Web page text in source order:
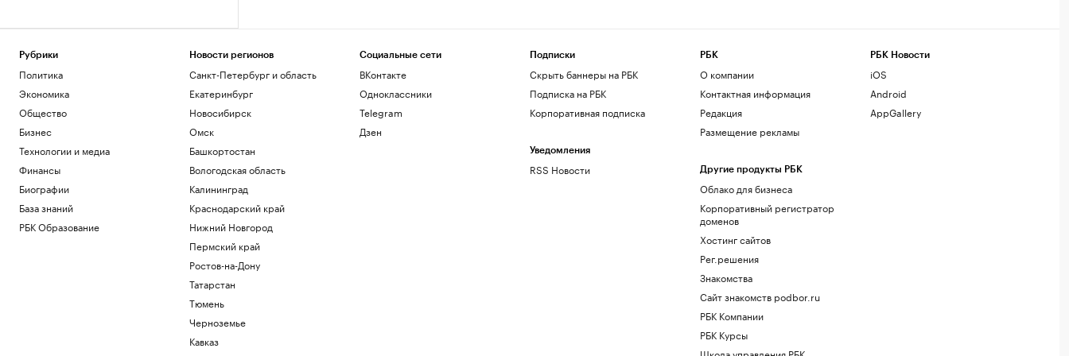
Рубрики
Политика
Экономика
Общество
Бизнес
Технологии и медиа
Финансы
Биографии
База знаний
РБК Образование
Новости регионов
Санкт-Петербург и область
Екатеринбург
Новосибирск
Омск
Башкортостан
Вологодская область
Калининград
Краснодарский край
Нижний Новгород
Пермский край
Ростов-на-Дону
Татарстан
Тюмень
Черноземье
Кавказ
Социальные сети
ВКонтакте
Одноклассники
Telegram
Дзен
Подписки
Скрыть баннеры на РБК
Подписка на РБК
Корпоративная подписка
Уведомления
RSS Новости
РБК
О компании
Контактная информация
Редакция
Размещение рекламы
Другие продукты РБК
Облако для бизнеса
Корпоративный регистратор
доменов
Хостинг сайтов
Рег.решения
Знакомства
Сайт знакомств podbor.ru
РБК Компании
РБК Курсы
РБК Новости
iOS
Android
AppGallery